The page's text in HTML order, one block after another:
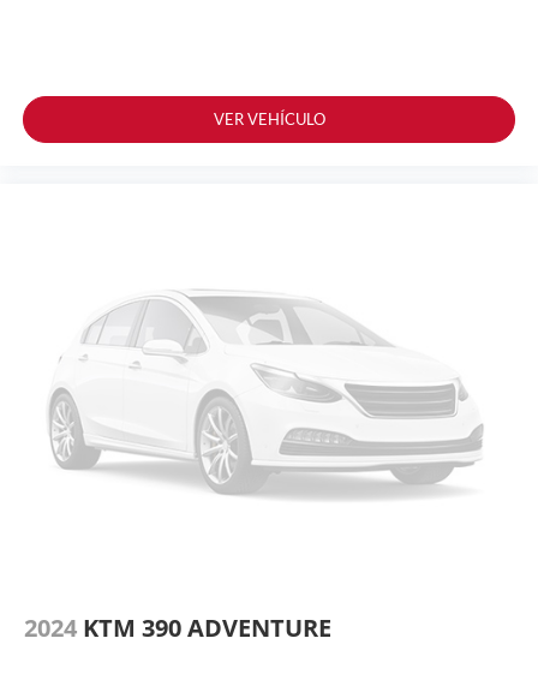
VER VEHÍCULO
2024 KTM 390 ADVENTURE